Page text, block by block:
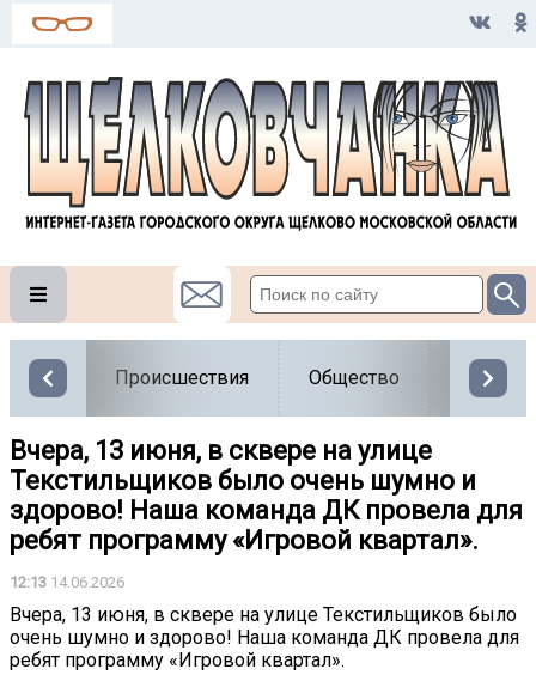
Происшествия Общество Власть
Вчера, 13 июня, в сквере на улице
Текстильщиков было очень шумно и
здорово! Наша команда ДК провела для
ребят программу «Игровой квартал».
12:13 14.06.2026
Вчера, 13 июня, в сквере на улице Текстильщиков было
очень шумно и здорово! Наша команда ДК провела для
ребят программу «Игровой квартал».